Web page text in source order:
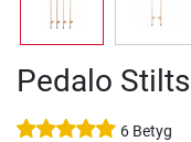
Pedalo Stilts
6 Betyg